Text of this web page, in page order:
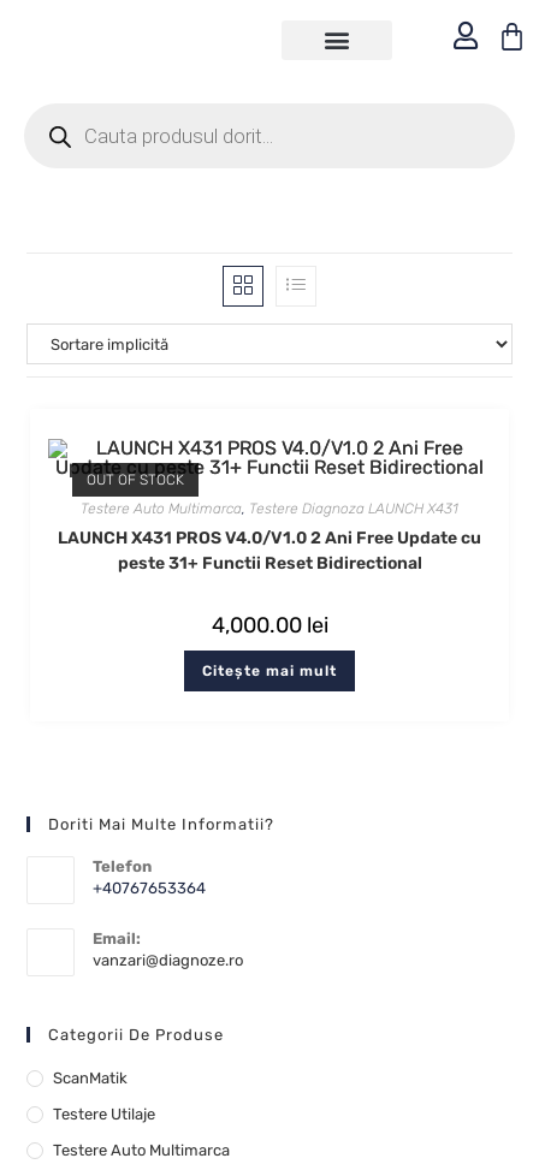
OUT OF STOCK
Testere Auto Multimarca, Testere Diagnoza LAUNCH X431
LAUNCH X431 PROS V4.0/V1.0 2 Ani Free Update cu
peste 31+ Functii Reset Bidirectional
4,000.00 lei
Citește mai mult
Doriti Mai Multe Informatii?
Telefon
+40767653364
Email:
vanzari@diagnoze.ro
Categorii De Produse
ScanMatik
Testere Utilaje
Testere Auto Multimarca